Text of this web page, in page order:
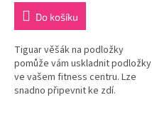
5,0
hvězdiček.
Do košíku
Tiguar věšák na podložky
pomůže vám uskladnit podložky
ve vašem fitness centru. Lze
snadno připevnit ke zdí.